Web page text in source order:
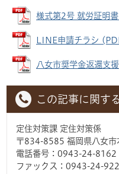
様式第2号 就労証明
LINE申請チラシ
八女市奨学金返還支
この記事に関す
定住対策課 定住対策係
〒834-8585 福岡県八女市
電話番号：0943-24-8162
ファックス：0943-24-